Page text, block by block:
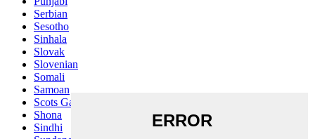
Serbian
Sesotho
Sinhala
Slovak
Slovenian
Somali
Samoan
Scots Gaelic
Shona
Sindhi